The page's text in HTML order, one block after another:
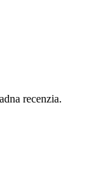
recenzia.